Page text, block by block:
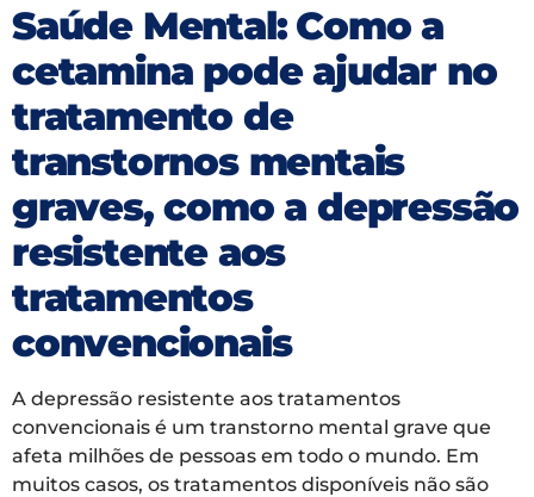
Saúde Mental: Como a
cetamina pode ajudar no
tratamento de
transtornos mentais
graves, como a depressão
resistente aos
tratamentos
convencionais
A depressão resistente aos tratamentos
convencionais é um transtorno mental grave que
afeta milhões de pessoas em todo o mundo. Em
muitos casos, os tratamentos disponíveis não são